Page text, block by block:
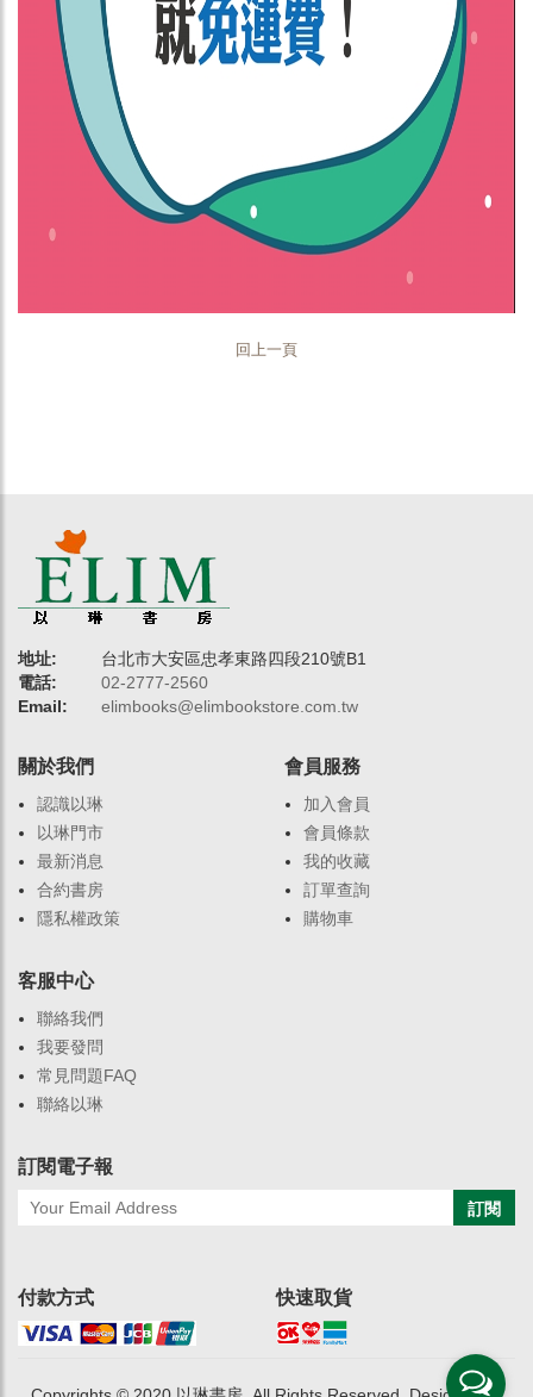
回上一頁
地址:
台北市大安區忠孝東路四段210號B1
電話:
02-2777-2560
Email:
elimbooks@elimbookstore.com.tw
關於我們
認識以琳
以琳門市
最新消息
合約書房
隱私權政策
會員服務
加入會員
會員條款
我的收藏
訂單查詢
購物車
客服中心
聯絡我們
我要發問
常見問題FAQ
聯絡以琳
訂閱電子報
訂閱
付款方式 快速取貨